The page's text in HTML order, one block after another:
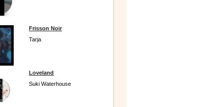
Frisson Noir
Tarja
Loveland
Suki Waterhouse